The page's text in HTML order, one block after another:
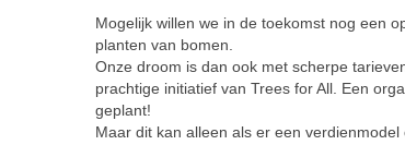
Mogelijk willen we in de toekomst nog een
planten van bomen.
Onze droom is dan ook met scherpe
prachtige initiatief van Trees for All. Een
geplant!
Maar dit kan alleen als er een